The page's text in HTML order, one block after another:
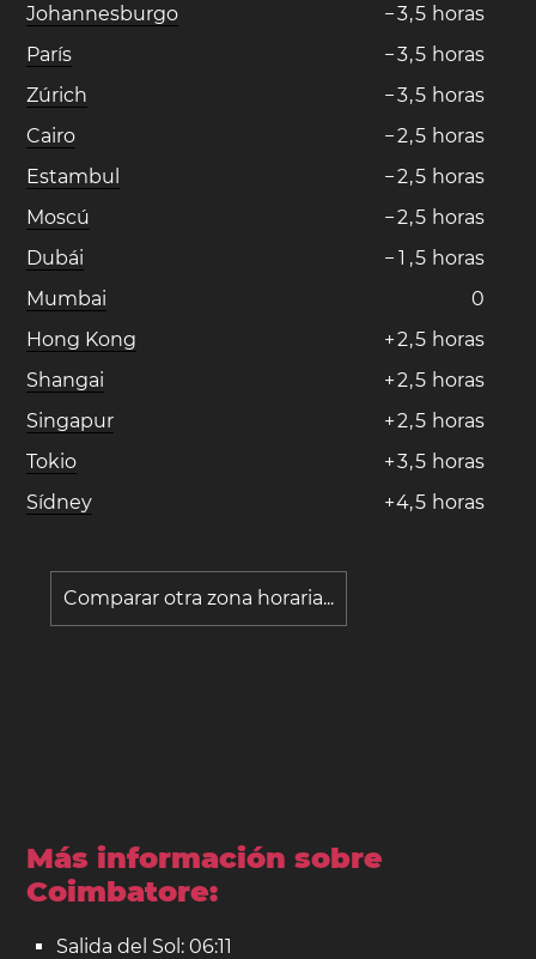
Johannesburgo
−3,5 horas
París
−3,5 horas
Zúrich
−3,5 horas
Cairo
−2,5 horas
Estambul
−2,5 horas
Moscú
−2,5 horas
Dubái
− 1 ,5 horas
Mumbai
0
Hong Kong
+2,5 horas
Shangai
+2,5 horas
Singapur
+2,5 horas
Tokio
+3,5 horas
Sídney
+4,5 horas
Comparar otra zona horaria...
Más información sobre
Coimbatore:
Salida del Sol: 06:11